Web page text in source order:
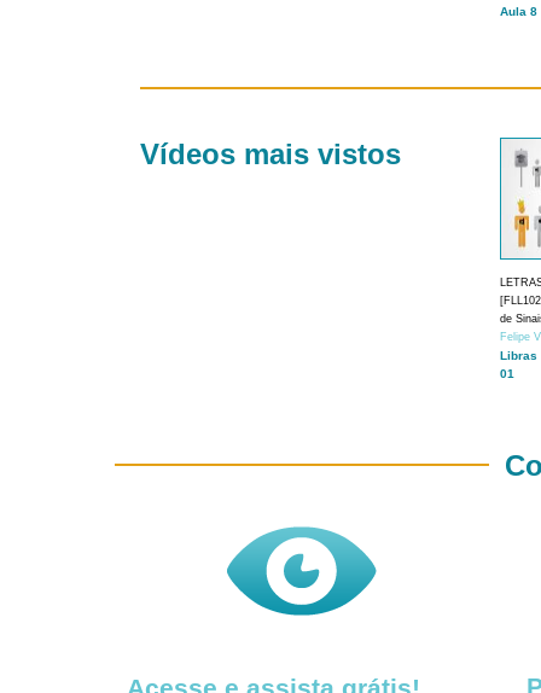
Aula 8
Vídeos mais vistos
de
Felipe
Libras
01